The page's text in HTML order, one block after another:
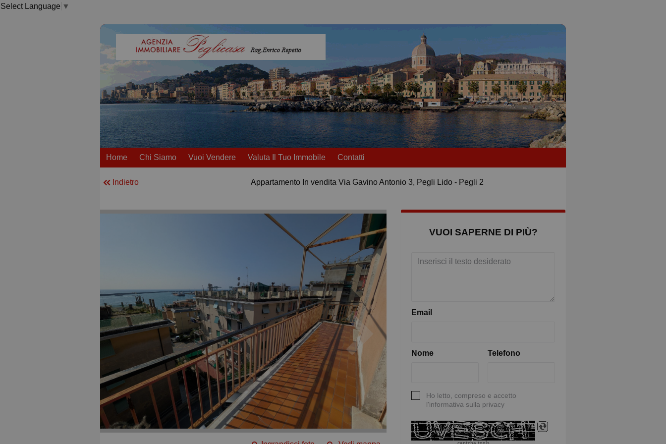
Select Language ▼
Home Chi Siamo Vuoi Vendere Valuta Il Tuo Immobile Contatti
Indietro Appartamento In vendita Via Gavino Antonio 3, Pegli Lido - Pegli 2
VUOI SAPERNE DI PIÙ?
Email
Nome Telefono
Ho letto, compreso e accetto
l'informativa sulla privacy